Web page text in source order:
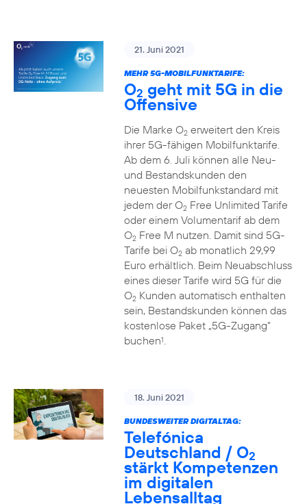
21. Juni 2021
MEHR 5G-MOBILFUNKTARIFE:
O2 geht mit 5G in die
Offensive
Die Marke O2erweitert den Kreis
ihrer 5G-fähigen Mobilfunktarife.
Ab dem 6. Juli können alle Neu-
und Bestandskunden den
neuesten Mobilfunkstandard mit
jedem der O2Free Unlimited Tarife
oder einem Volumentarif ab dem
O2Free M nutzen. Damit sind 5G-
Tarife bei O2ab monatlich 29,99
Euro erhältlich. Beim Neuabschluss
eines dieser Tarife wird 5G für die
O2Kunden automatisch enthalten
sein, Bestandskunden können das
kostenlose Paket „5G-Zugang“
buchen1.
18. Juni 2021
BUNDESWEITER DIGITALTAG:
Telefónica
Deutschland / O2
stärkt Kompetenzen
im digitalen
Lebensalltag